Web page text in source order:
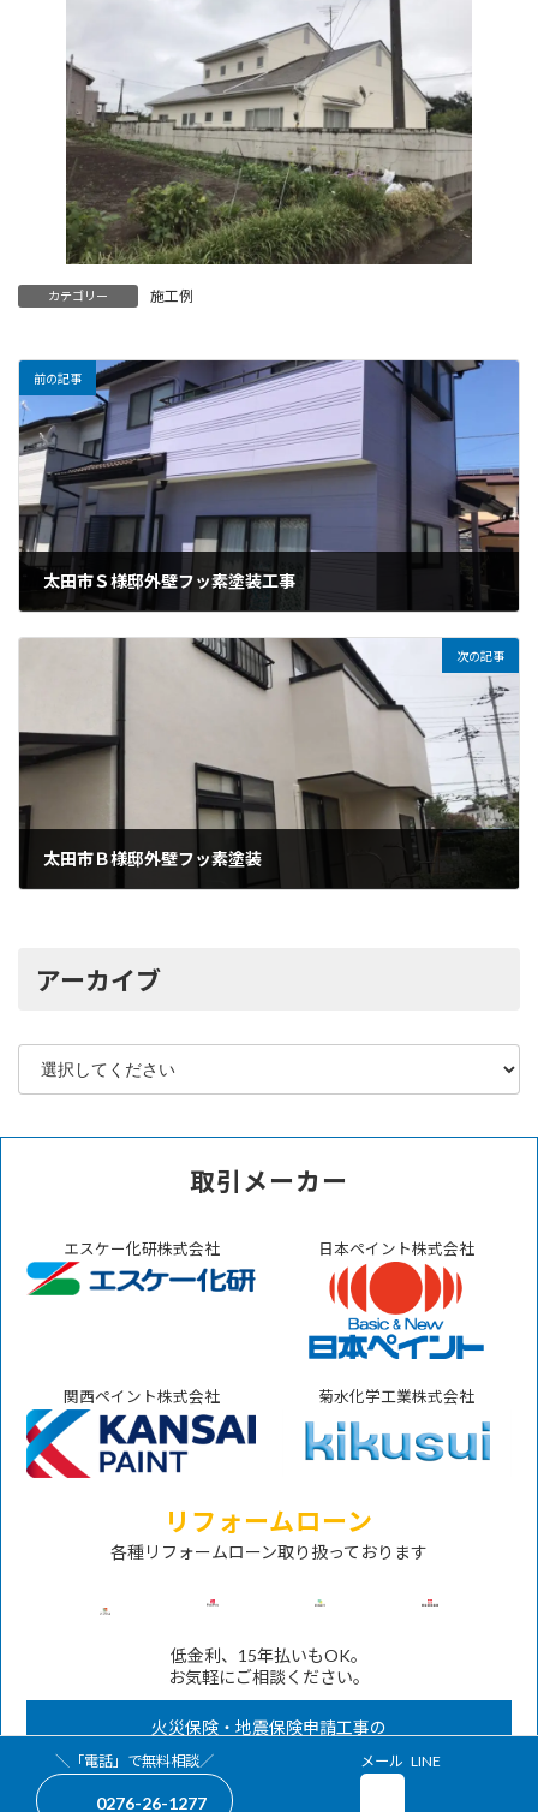
カテゴリー 施工例
前の記事
太田市Ｓ様邸外壁フッ素塗装工事
次の記事
太田市Ｂ様邸外壁フッ素塗装
アーカイブ
取引メーカー
エスケー化研株式会社 日本ペイント株式会社
関西ペイント株式会社 菊水化学工業株式会社
リフォームローン
各種リフォームローン取り扱っております
低金利、15年払いもOK。
お気軽にご相談ください。
火災保険・地震保険申請工事の
対応も承ります。
＼「電話」で無料相談／
0276-26-1277
メール
ア
グ
ル
LINE
ア
グ
ル